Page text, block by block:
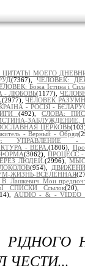
МОЕГО
(7367),ЧЕЛОВЕК:
Божа Істина і
- ЛЮБОВЬ(1177),
(2977),ЧЕЛОВЕК
- РОСІЯ -
(492), СЛОВА:
ЗАБЛУЖДЕНИЕ,
ЦЕРКОВЬ
- Верный - Обряд
УПРАВЛЕНИЕ
- ВЕРА.(1806),
(3062),ПРОЦЕСС -
ЛЮДЕЙ. (2996),
(954),
ЖИЗНЬ-ВСЕЛЕННАЯ
В. Лашкевич. Мои
СПИСКИ Ссылок(20),
AUDIO - & - VIDEO
ЧЕСТИ...